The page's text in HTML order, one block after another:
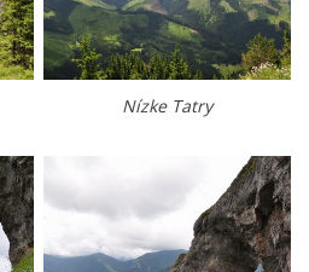
Nízke Tatry